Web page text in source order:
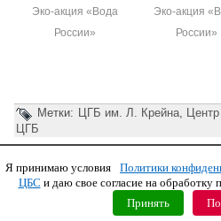
Эко-акция «Вода
России»
Эко-акция
России»
Метки: ЦГБ им. Л. Крейна,
ЦГБ
Copyright © 2011
Я принимаю условия
Политики
ЦБС и даю свое согласие на
Принять